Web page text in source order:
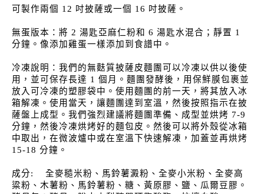
可製作兩個 12 吋披薩或一個 16 吋披薩。
無蛋版本：將 2 湯匙亞麻仁粉和 6 湯匙水混合；靜置 1
分鐘。像添加雞蛋一樣添加到食譜中。
冷凍說明：我們的無麩質披薩皮麵團可以冷凍以供以後使
用，並可保存長達 1 個月。麵團發酵後，用保鮮膜包裹並
放入可冷凍的塑膠袋中。使用麵團的前一天，將其放入冰
箱解凍。使用當天，讓麵團達到室溫，然後按照指示在披
薩盤上成型。我們強烈建議將麵團準備、成型並烘烤 7-9
分鐘，然後冷凍烘烤好的麵包皮。然後可以將外殼從冰箱
中取出，在微波爐中或在室溫下快速解凍，加蓋並再烘烤
15-18 分鐘。
成分:
全麥糙米粉、馬鈴薯澱粉、全麥小米粉、全麥高
粱粉、木薯粉、馬鈴薯粉、糖、黃原膠、鹽、瓜爾豆膠。